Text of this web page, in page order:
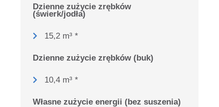
Dzienne zużycie zrębków
(świerk/jodła)
15,2 m³ *
Dzienne zużycie zrębków (buk)
10,4 m³ *
Własne zużycie energii (bez suszenia)